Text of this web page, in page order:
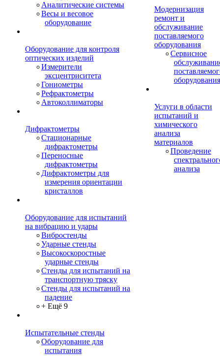
Аналитические системы
Весы и весовое
оборудование
Оборудование для контроля
оптических изделий
Измерители
эксцентриситета
Гониометры
Рефрактометры
Автоколлиматоры
Дифрактометры
Стационарные
дифрактометры
Переносные
дифрактометры
Дифрактометры для
измерения ориентации
кристаллов
Оборудование для испытаний
на вибрацию и удары
Вибростенды
Ударные стенды
Высокоскоростные
ударные стенды
Стенды для испытаний на
транспортную тряску
Стенды для испытаний на
падение
+ Ещё 9
Испытательные стенды
Оборудование для
испытания
Модернизация
ремонт и
обслуживание
поставляемого
оборудования
Сервисное
оборудования
Услуги в области
испытаний и
химического
анализа
материалов
Проведение
анализа